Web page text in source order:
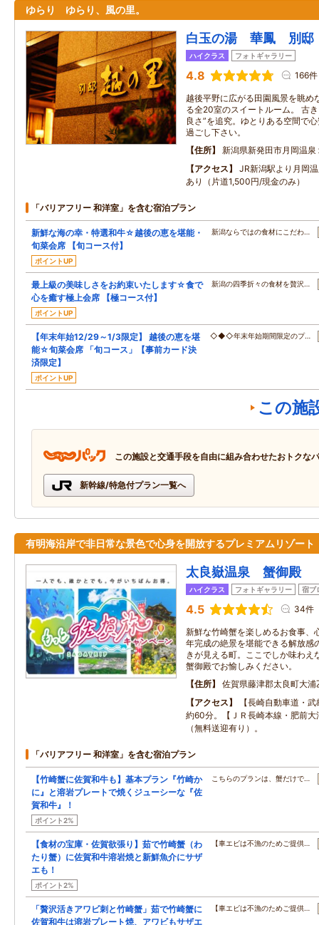
ゆらり ゆらり、風の里。
白玉の湯 華鳳 別
ハイクラス フォトギャラリー
4.8 166件
越後平野に広がる田園風景を眺め
る全20室のスイートルーム。 古
良さ”を追究。ゆとりある空間で
過ごし下さい。
住所
新潟県新発田市月岡温泉
アクセス
JR新潟駅より月岡
あり（片道1,500円/現金のみ）
「バリアフリー 和洋室」を含む宿泊プラン
新鮮な海の幸・特選和牛☆越後の恵を堪能・
旬菜会席 【旬コース付】
ポイントUP
新潟ならではの食材にこだわ…
最上級の美味しさをお約束いたします☆食で
心を癒す極上会席 【極コース付】
ポイントUP
新潟の四季折々の食材を贅沢…
【年末年始12/29～1/3限定】 越後の恵を堪
能☆旬菜会席 「旬コース」【事前カード決
済限定】
ポイントUP
◇◆◇年末年始期間限定のプ…
この施
この施設と交通手段を自由に組み合わせたおトクな
新幹線/特急付プラン一覧へ
有明海沿岸で非日常な景色で心身を開放するプレミアムリゾート
太良嶽温泉 蟹御殿
ハイクラス フォトギャラリー 宿ブ
4.5 34件
新鮮な竹崎蟹を楽しめるお食事
年完成の絶景を堪能できる解放感
きが見える町。ここでしか味わえ
蟹御殿でお愉しみください。
住所
佐賀県藤津郡太良町大
アクセス
【長崎自動車道・
約60分。【ＪＲ長崎本線・肥前大
（無料送迎有り）。
「バリアフリー 和洋室」を含む宿泊プラン
【竹崎蟹に佐賀和牛も】基本プラン『竹崎か
に』と溶岩プレートで焼くジューシーな『佐
賀和牛』！
ポイント2%
こちらのプランは、蟹だけで…
【食材の宝庫・佐賀欲張り】茹で竹崎蟹（わ
たり蟹）に佐賀和牛溶岩焼と新鮮魚介にサザ
エも！
ポイント2%
【車エビは不漁のためご提供…
「贅沢活きアワビ刺と竹崎蟹」茹で竹崎蟹に
佐賀和牛は溶岩プレート焼、アワビもサザエ
【車エビは不漁のためご提供…